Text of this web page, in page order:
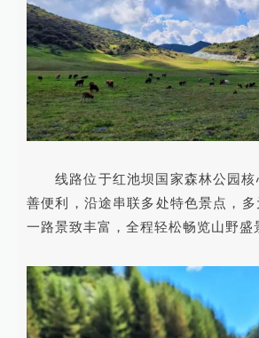
线路位于红池坝国家森林公园
善便利，沿途串联多处特色景点，多
一路景致丰富，全程轻松畅览山野盛